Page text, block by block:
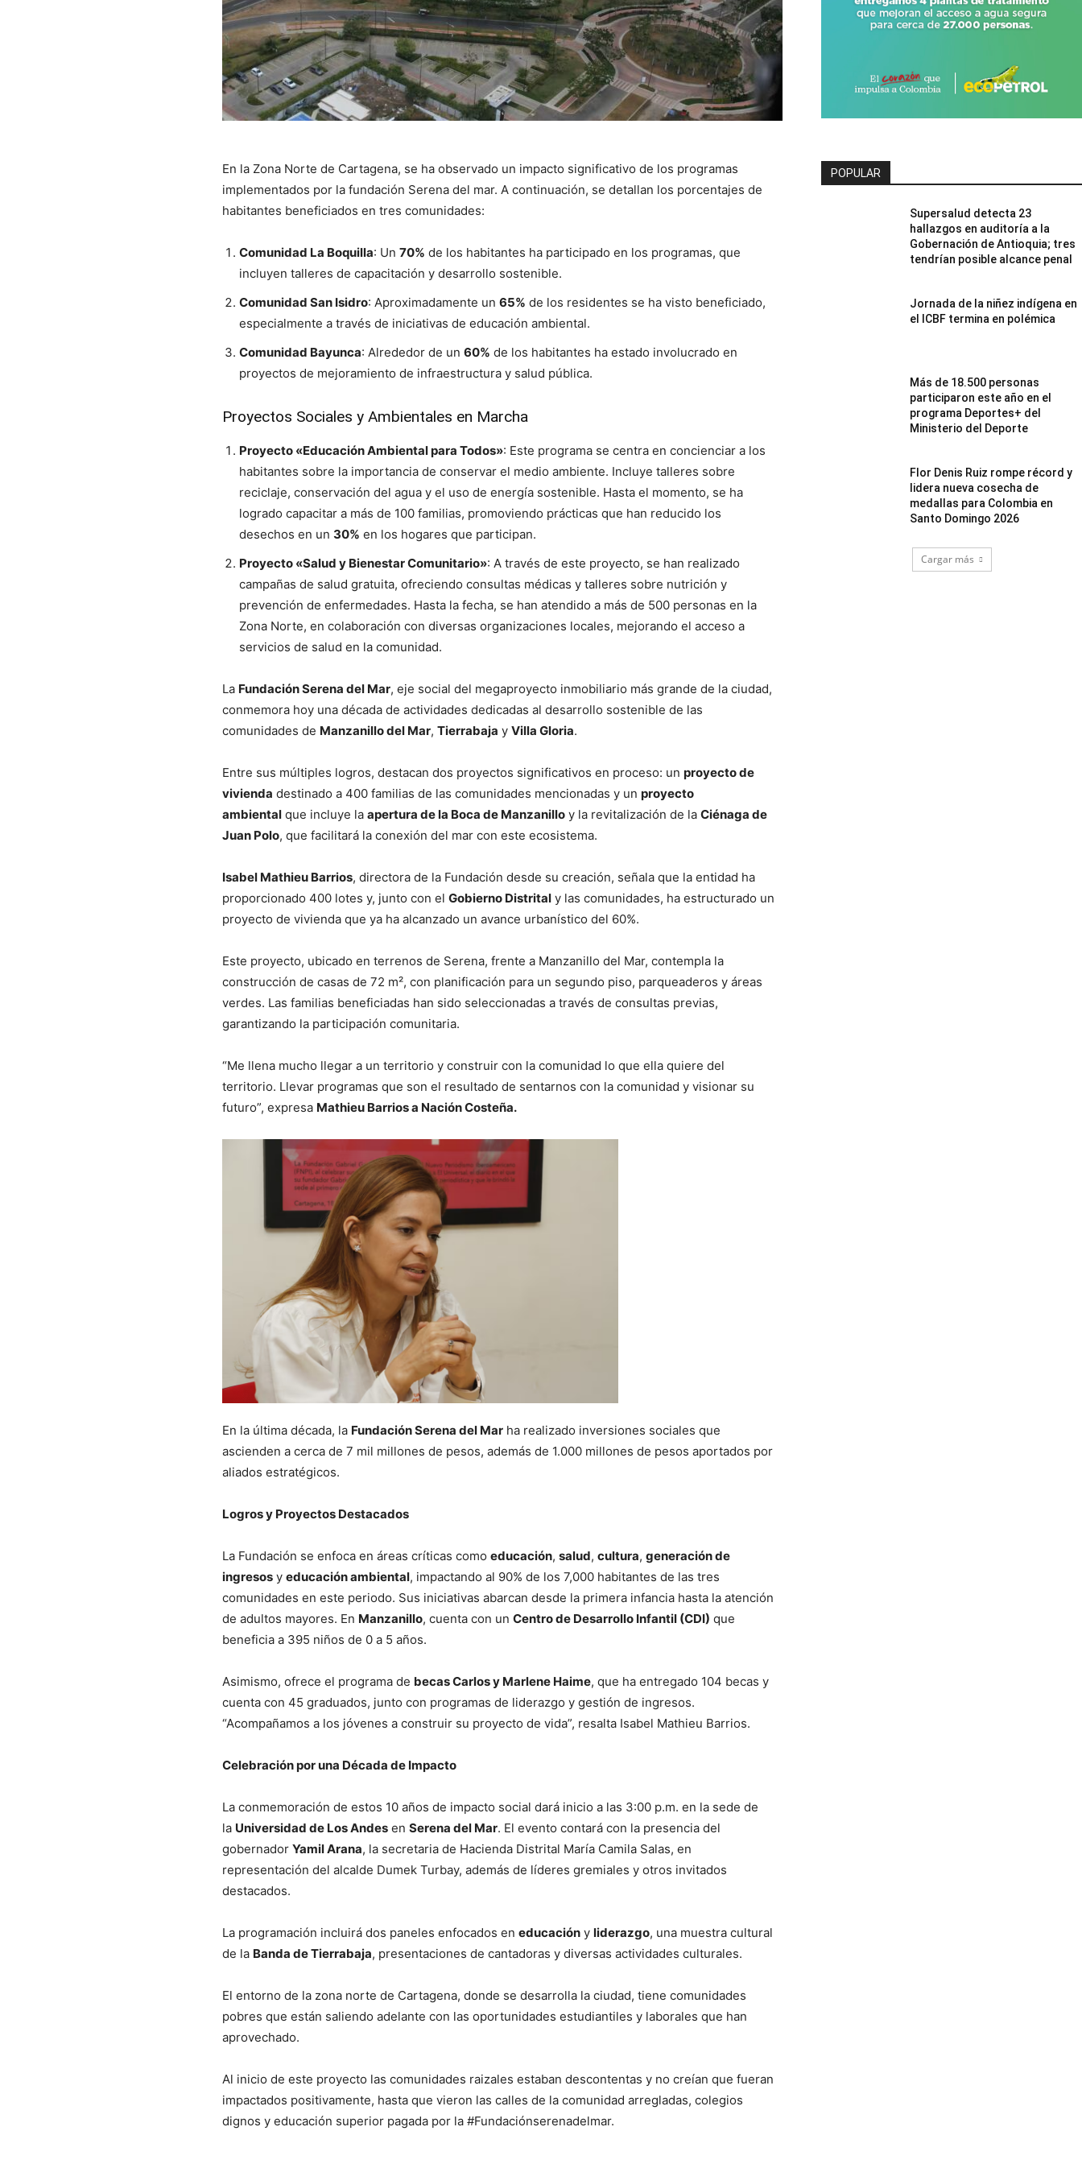
En la Zona Norte de Cartagena, se ha observado un impacto significativo de los programas
implementados por la fundación Serena del mar. A continuación, se detallan los porcentajes de
habitantes beneficiados en tres comunidades:
Comunidad La Boquilla: Un 70% de los habitantes ha participado en los programas, que
incluyen talleres de capacitación y desarrollo sostenible.
Comunidad San Isidro: Aproximadamente un 65% de los residentes se ha visto beneficiado,
especialmente a través de iniciativas de educación ambiental.
Comunidad Bayunca: Alrededor de un 60% de los habitantes ha estado involucrado en
proyectos de mejoramiento de infraestructura y salud pública.
Proyectos Sociales y Ambientales en Marcha
Proyecto «Educación Ambiental para Todos»: Este programa se centra en concienciar a los
habitantes sobre la importancia de conservar el medio ambiente. Incluye talleres sobre
reciclaje, conservación del agua y el uso de energía sostenible. Hasta el momento, se ha
logrado capacitar a más de 100 familias, promoviendo prácticas que han reducido los
desechos en un 30% en los hogares que participan.
Proyecto «Salud y Bienestar Comunitario»: A través de este proyecto, se han realizado
campañas de salud gratuita, ofreciendo consultas médicas y talleres sobre nutrición y
prevención de enfermedades. Hasta la fecha, se han atendido a más de 500 personas en la
Zona Norte, en colaboración con diversas organizaciones locales, mejorando el acceso a
servicios de salud en la comunidad.
La Fundación Serena del Mar, eje social del megaproyecto inmobiliario más grande de la ciudad,
conmemora hoy una década de actividades dedicadas al desarrollo sostenible de las
comunidades de Manzanillo del Mar, Tierrabaja y Villa Gloria.
Entre sus múltiples logros, destacan dos proyectos significativos en proceso: un proyecto de
vivienda destinado a 400 familias de las comunidades mencionadas y un proyecto
ambiental que incluye la apertura de la Boca de Manzanillo y la revitalización de la Ciénaga de
Juan Polo, que facilitará la conexión del mar con este ecosistema.
Isabel Mathieu Barrios, directora de la Fundación desde su creación, señala que la entidad ha
proporcionado 400 lotes y, junto con el Gobierno Distrital y las comunidades, ha estructurado un
proyecto de vivienda que ya ha alcanzado un avance urbanístico del 60%.
Este proyecto, ubicado en terrenos de Serena, frente a Manzanillo del Mar, contempla la
construcción de casas de 72 m², con planificación para un segundo piso, parqueaderos y áreas
verdes. Las familias beneficiadas han sido seleccionadas a través de consultas previas,
garantizando la participación comunitaria.
“Me llena mucho llegar a un territorio y construir con la comunidad lo que ella quiere del
territorio. Llevar programas que son el resultado de sentarnos con la comunidad y visionar su
futuro”, expresa Mathieu Barrios a Nación Costeña.
En la última década, la Fundación Serena del Mar ha realizado inversiones sociales que
ascienden a cerca de 7 mil millones de pesos, además de 1.000 millones de pesos aportados por
aliados estratégicos.
Logros y Proyectos Destacados
La Fundación se enfoca en áreas críticas como educación, salud, cultura, generación de
ingresos y educación ambiental, impactando al 90% de los 7,000 habitantes de las tres
comunidades en este periodo. Sus iniciativas abarcan desde la primera infancia hasta la atención
de adultos mayores. En Manzanillo, cuenta con un Centro de Desarrollo Infantil (CDI) que
beneficia a 395 niños de 0 a 5 años.
Asimismo, ofrece el programa de becas Carlos y Marlene Haime, que ha entregado 104 becas y
cuenta con 45 graduados, junto con programas de liderazgo y gestión de ingresos.
“Acompañamos a los jóvenes a construir su proyecto de vida”, resalta Isabel Mathieu Barrios.
Celebración por una Década de Impacto
La conmemoración de estos 10 años de impacto social dará inicio a las 3:00 p.m. en la sede de
la Universidad de Los Andes en Serena del Mar. El evento contará con la presencia del
gobernador Yamil Arana, la secretaria de Hacienda Distrital María Camila Salas, en
representación del alcalde Dumek Turbay, además de líderes gremiales y otros invitados
destacados.
La programación incluirá dos paneles enfocados en educación y liderazgo, una muestra cultural
de la Banda de Tierrabaja, presentaciones de cantadoras y diversas actividades culturales.
El entorno de la zona norte de Cartagena, donde se desarrolla la ciudad, tiene comunidades
pobres que están saliendo adelante con las oportunidades estudiantiles y laborales que han
aprovechado.
Al inicio de este proyecto las comunidades raizales estaban descontentas y no creían que fueran
impactados positivamente, hasta que vieron las calles de la comunidad arregladas, colegios
dignos y educación superior pagada por la #Fundaciónserenadelmar.
POPULAR
Supersalud detecta 23
hallazgos en auditoría a la
Gobernación de Antioquia; tres
tendrían posible alcance penal
Jornada de la niñez indígena en
el ICBF termina en polémica
Más de 18.500 personas
participaron este año en el
programa Deportes+ del
Ministerio del Deporte
Flor Denis Ruiz rompe récord y
lidera nueva cosecha de
medallas para Colombia en
Santo Domingo 2026
Cargar más